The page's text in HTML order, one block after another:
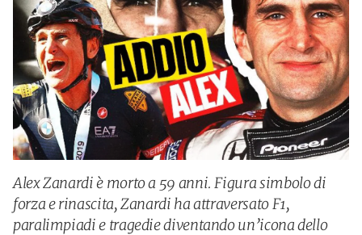
Alex Zanardi è morto a 59 anni. Figura simbolo di
forza e rinascita, Zanardi ha attraversato F1,
paralimpiadi e tragedie diventando un’icona dello